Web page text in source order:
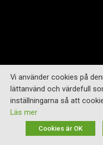
Vi använder cookies på
lättanvänd och värdefull
inställningarna så att
Läs mer
Cookies är OK